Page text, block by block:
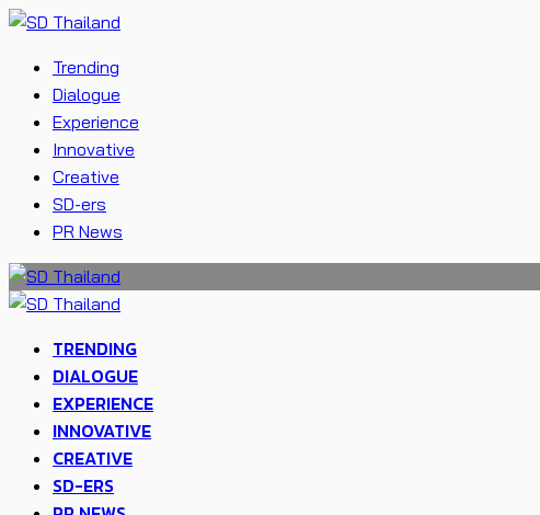
Trending
Dialogue
Experience
Innovative
Creative
SD-ers
PR News
TRENDING
DIALOGUE
EXPERIENCE
INNOVATIVE
CREATIVE
SD-ERS